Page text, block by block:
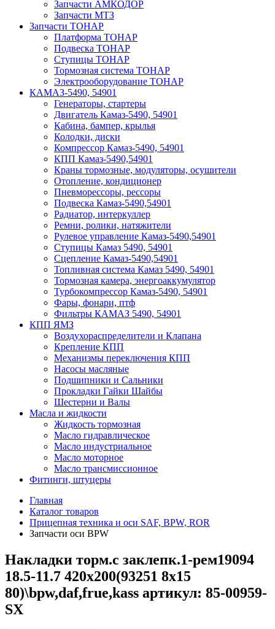
Запчасти АМКОДОР
Запчасти МТЗ
Запчасти ТОНАР
Платформа ТОНАР
Подвеска ТОНАР
Ступицы ТОНАР
Тормозная система ТОНАР
Электрооборудование ТОНАР
КАМАЗ-5490, 54901
Генераторы, стартеры
Двигатель Камаз-5490, 54901
Кабина, бампер, крылья
Колодки, диски
Компрессор Камаз-5490, 54901
КПП Камаз-5490,54901
Краны тормозные, модуляторы, осушители
Отопление, кондиционер
Пневморессоры, рессоры
Подвеска Камаз-5490,54901
Радиатор, интеркуллер
Ремни, ролики, натяжители
Рулевое управление Камаз-5490,54901
Ступицы Камаз 5490, 54901
Сцепление Камаз-5490,54901
Топливная система Камаз 5490, 54901
Тормозная камера, энергоаккумулятор
Турбокомпрессор Камаз-5490, 54901
Фары, фонари, птф
Фильтры КАМАЗ 5490, 54901
КПП ЯМЗ
Воздухораспределители и Клапана
Крепление КПП
Механизмы переключения КПП
Насосы масляные
Подшипники и Сальники
Прокладки Гайки Шайбы
Шестерни и Валы
Масла и жидкости
Жидкость тормозная
Масло гидравлическое
Масло индустриальное
Масло моторное
Масло трансмиссионное
Фитинги, штуцеры
Главная
Каталог товаров
Прицепная техника и оси SAF, BPW, ROR
Запчасти оси BPW
Накладки торм.с заклепк.1-рем19094
18.5-11.7 420x200(93251 8x15
80)\bpw,daf,frue,kass артикул: 85-00959-
SX